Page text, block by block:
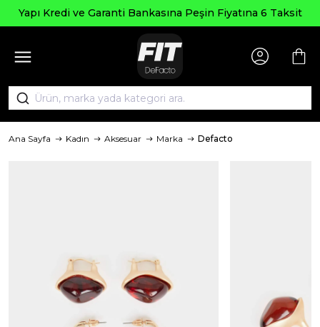
Yapı Kredi ve Garanti Bankasına Peşin Fiyatına 6 Taksit
Ana Sayfa Kadın Aksesuar Marka Defacto